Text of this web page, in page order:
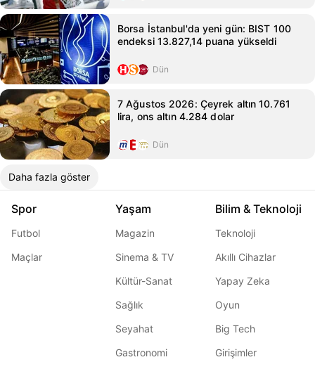
Borsa İstanbul'da yeni gün: BIST 100
endeksi 13.827,14 puana yükseldi
Dün
7 Ağustos 2026: Çeyrek altın 10.761
lira, ons altın 4.284 dolar
Dün
Daha fazla göster
Spor
Futbol
Maçlar
Yaşam
Magazin
Sinema & TV
Kültür-Sanat
Sağlık
Seyahat
Gastronomi
Bilim & Teknoloji
Teknoloji
Akıllı Cihazlar
Yapay Zeka
Oyun
Big Tech
Girişimler